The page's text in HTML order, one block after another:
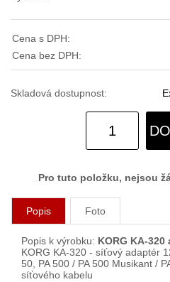
Cena s DPH:
Cena bez DPH:
Skladová dostupnost:
Pro tuto položku, nejsou
Popis Foto
Popis k výrobku: KORG KA-320
KORG KA-320 - síťový adaptér
50, PA 500 / PA 500 Musikant /
síťového kabelu